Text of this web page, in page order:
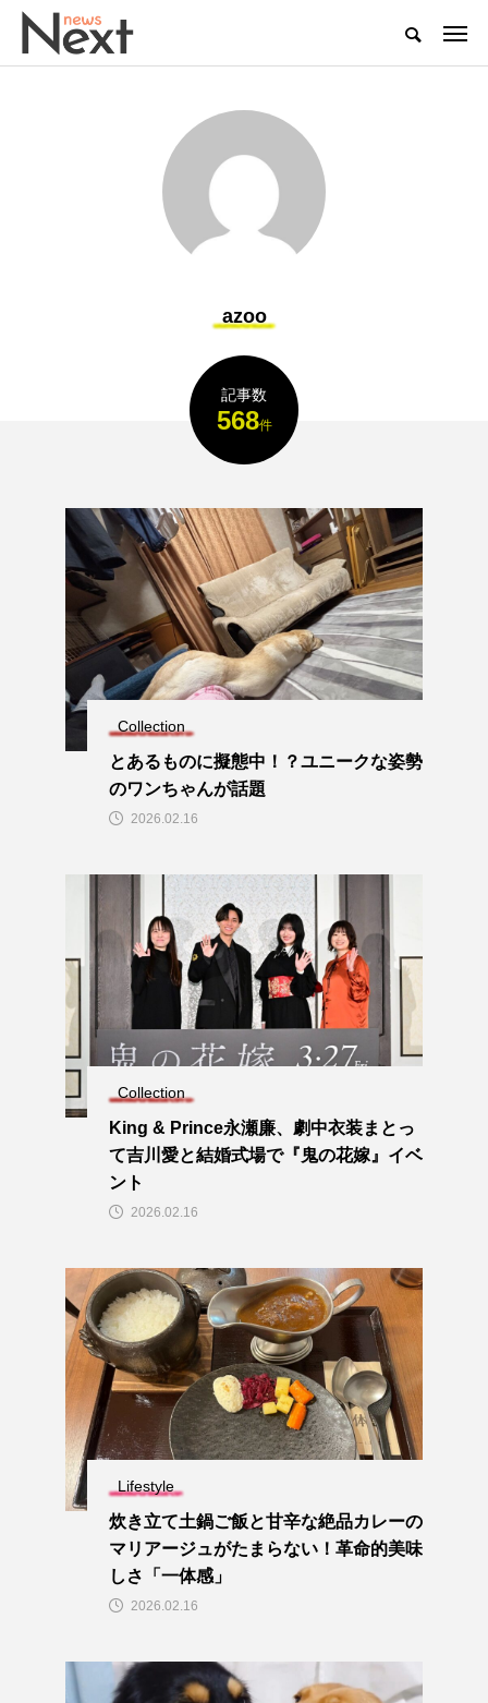
azoo
記事数
568件
Collection
とあるものに擬態中！？ユニークな姿勢
のワンちゃんが話題
2026.02.16
Collection
King & Prince永瀬廉、劇中衣装まとっ
て吉川愛と結婚式場で『鬼の花嫁』イベ
ント
2026.02.16
Lifestyle
炊き立て土鍋ご飯と甘辛な絶品カレーの
マリアージュがたまらない！革命的美味
しさ「一体感」
2026.02.16